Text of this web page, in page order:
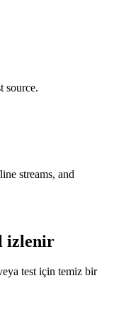
source.
streams, and
izlenir
test için temiz bir